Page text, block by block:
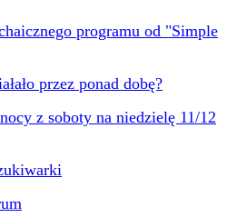
programu od "Simple
przez ponad dobę?
z soboty na niedzielę 11/12